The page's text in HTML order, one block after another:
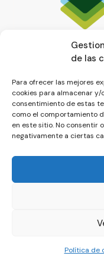
de las
Para ofrecer las mejores
cookies para almacenar
consentimiento de estas
como el comportamiento
en este sitio. No consentir
negativamente a ciertas
Política de
© La Servilleta - El
Política de cookies